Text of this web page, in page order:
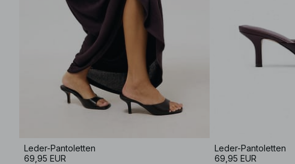
Leder-Pantoletten
69,95 EUR
Leder-Pantoletten
69,95 EUR